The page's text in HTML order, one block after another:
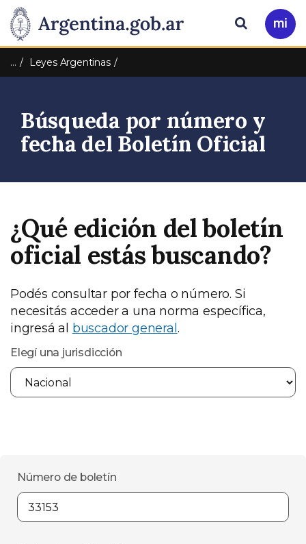
Presidencia
de
Nación
Pasar al contenido principal
Ir
a
Buscar
… Leyes Argentinas
Búsqueda por número y
fecha del Boletín Oficial
¿Qué edición del boletín
oficial estás buscando?
Podés consultar por fecha o número. Si
necesitás acceder a una norma específica,
ingresá al buscador general .
Elegí una jurisdicción
Número de boletín